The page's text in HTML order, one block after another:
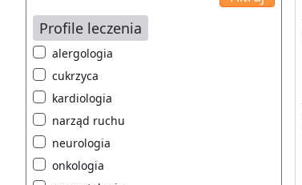
Profile leczenia
alergologia
cukrzyca
kardiologia
narząd ruchu
neurologia
onkologia